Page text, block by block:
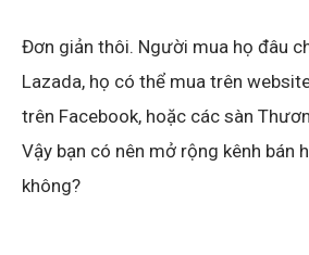
Đơn giản thôi. Người mua họ đâu
Lazada, họ có thể mua trên
trên Facebook, hoặc các sàn
Vậy bạn có nên mở rộng kênh bán
không?